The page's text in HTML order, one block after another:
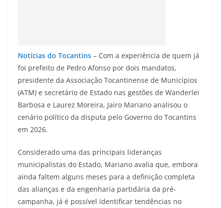
Notícias do Tocantins – Com a experiência de quem já
foi prefeito de Pedro Afonso por dois mandatos,
presidente da Associação Tocantinense de Municípios
(ATM) e secretário de Estado nas gestões de Wanderlei
Barbosa e Laurez Moreira, Jairo Mariano analisou o
cenário político da disputa pelo Governo do Tocantins
em 2026.
Considerado uma das principais lideranças
municipalistas do Estado, Mariano avalia que, embora
ainda faltem alguns meses para a definição completa
das alianças e da engenharia partidária da pré-
campanha, já é possível identificar tendências no